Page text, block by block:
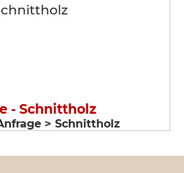
- Schnittholz
> Schnittholz